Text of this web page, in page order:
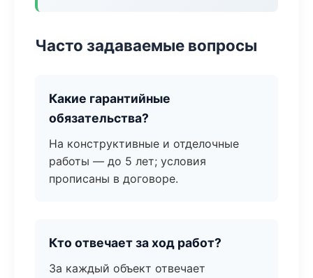
Часто задаваемые вопросы
Какие гарантийные
обязательства?
На конструктивные и отделочные
работы — до 5 лет; условия
прописаны в договоре.
Кто отвечает за ход работ?
За каждый объект отвечает